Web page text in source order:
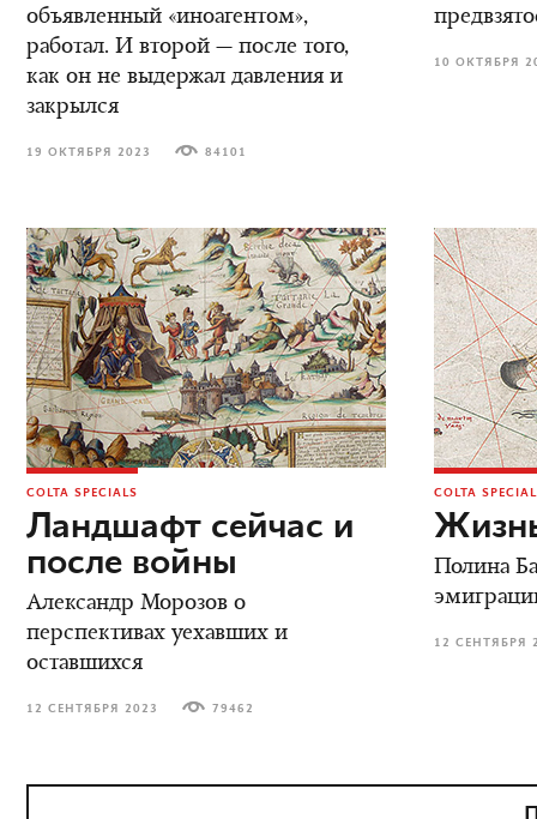
объявленный «иноагентом»,
работал. И второй — после того,
как он не выдержал давления и
закрылся
19 ОКТЯБРЯ 2023 84101
10 ОКТЯБРЯ
COLTA SPECIALS
Ландшафт сейчас и
после войны
Александр Морозов о
перспективах уехавших и
оставшихся
12 СЕНТЯБРЯ 2023 79462
COLTA
Полина
12 СЕНТЯБРЯ